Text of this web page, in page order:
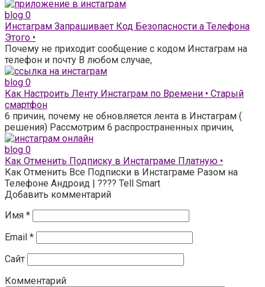
blog 0
Инстаграм Запрашивает Код Безопасности а Телефона
Этого •
Почему не приходит сообщение с кодом Инстаграм на
телефон и почту В любом случае,
blog 0
Как Настроить Ленту Инстаграм по Времени • Старый
смартфон
6 причин, почему не обновляется лента в Инстаграм (
решения) Рассмотрим 6 распространенных причин,
blog 0
Как Отменить Подписку в Инстаграме Платную •
Как Отменить Все Подписки в Инстаграме Разом на
Телефоне Андроид | ???? Tell Smart
Добавить комментарий
Имя *
Email *
Сайт
Комментарий